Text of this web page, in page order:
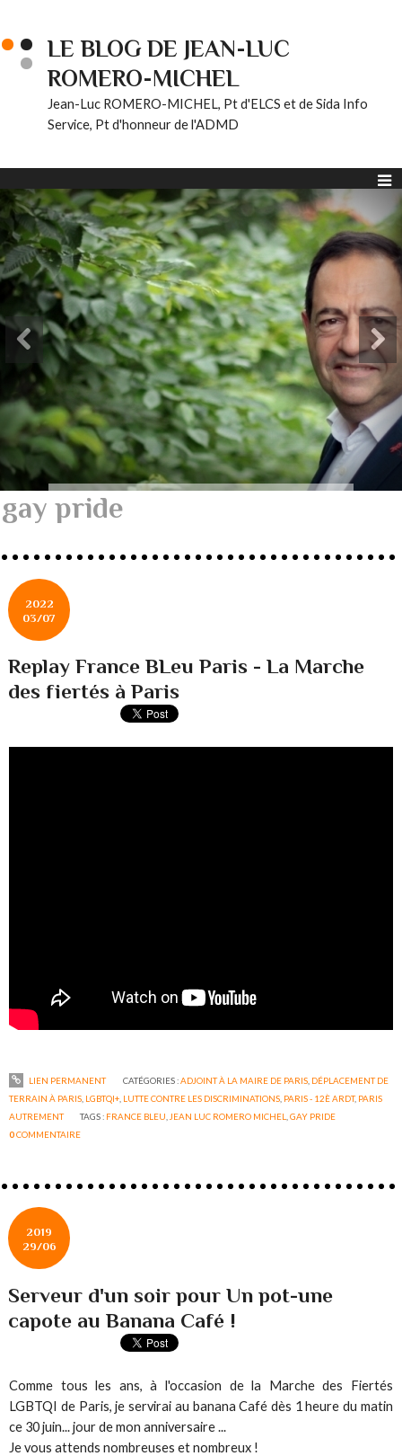
LE BLOG DE JEAN-LUC
ROMERO-MICHEL
Jean-Luc ROMERO-MICHEL, Pt d'ELCS et de Sida Info
Service, Pt d'honneur de l'ADMD
gay pride
2022
03/07
Replay France BLeu Paris - La Marche
des fiertés à Paris
LIEN PERMANENT CATÉGORIES :ADJOINT À LA MAIRE DE PARIS, DÉPLACEMENT DE
TERRAIN À PARIS LGBTQI+ LUTTE CONTRE LES DISCRIMINATIONS PARIS - 12È ARDT, PARIS
AUTREMENT
TAGS : FRANCE BLEU JEAN LUC ROMERO MICHEL ,GAY PRIDE
0COMMENTAIRE
2019
29/06
Serveur d'un soir pour Un pot-une
capote au Banana Café !
Comme tous les ans, à l'occasion de la Marche des Fiertés
LGBTQI de Paris, je servirai au banana Café dès 1 heure du matin
ce 30 juin... jour de mon anniversaire ...
Je vous attends nombreuses et nombreux !